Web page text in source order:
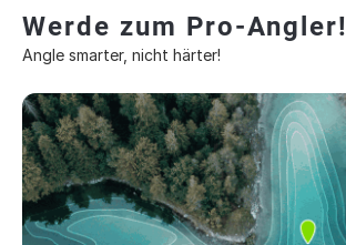
Werde zum Pro-Angler!
Angle smarter, nicht härter!